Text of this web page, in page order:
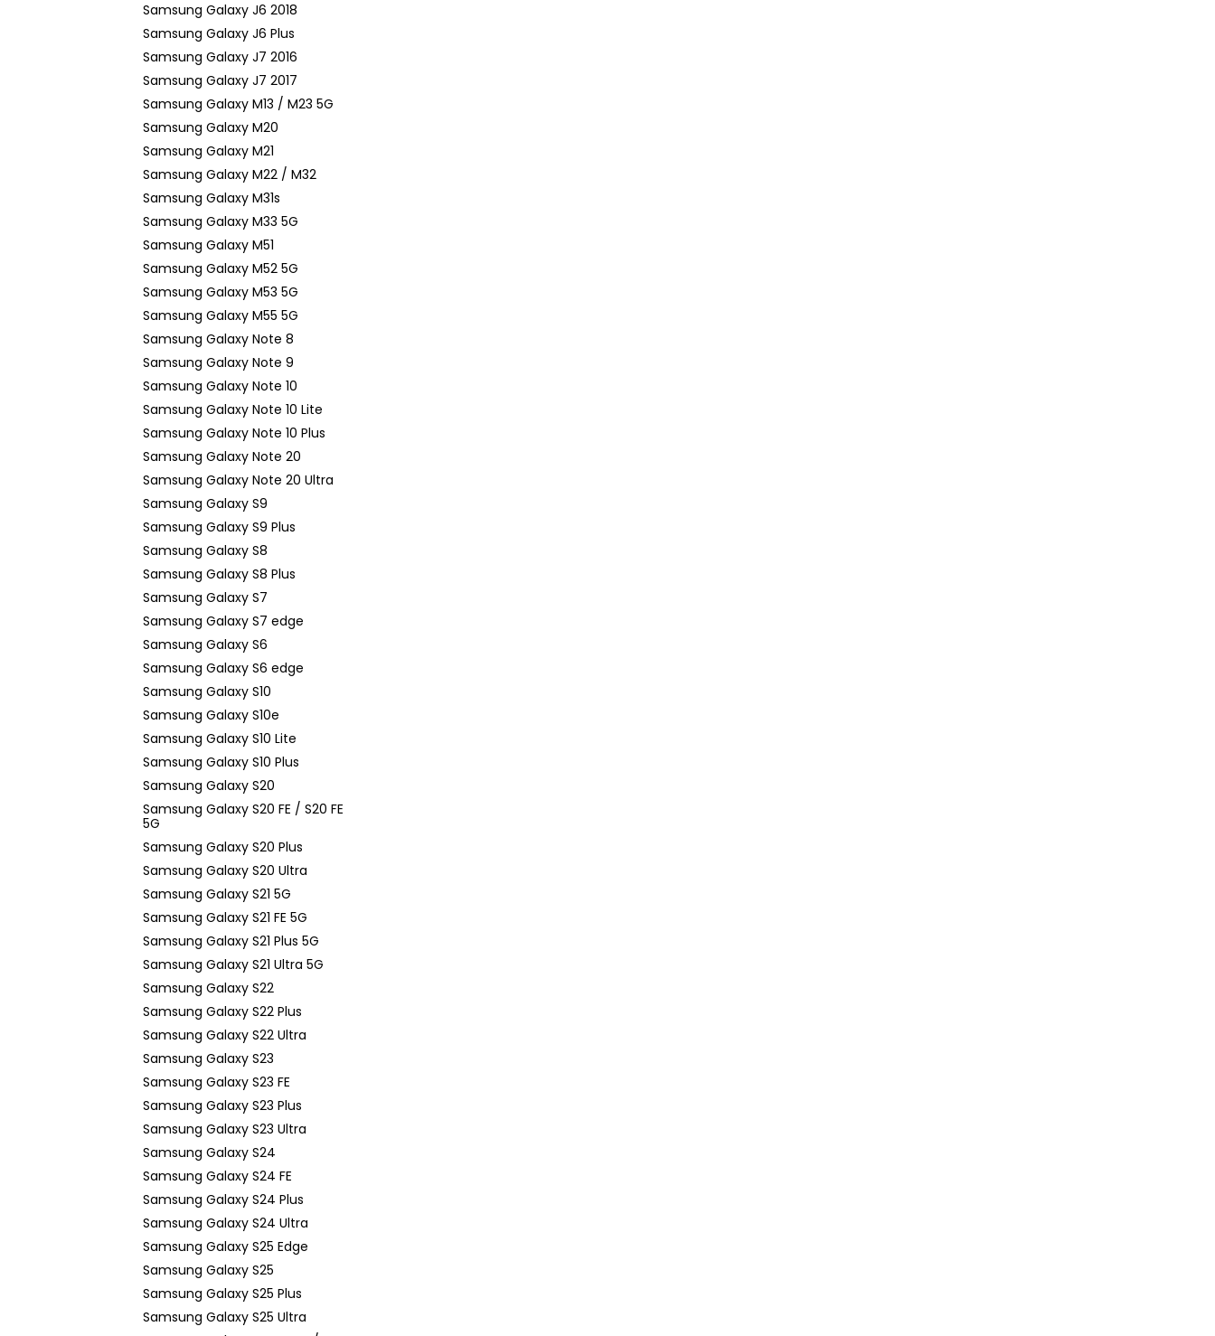
Samsung Galaxy J6 2018
Samsung Galaxy J6 Plus
Samsung Galaxy J7 2016
Samsung Galaxy J7 2017
Samsung Galaxy M13 / M23 5G
Samsung Galaxy M20
Samsung Galaxy M21
Samsung Galaxy M22 / M32
Samsung Galaxy M31s
Samsung Galaxy M33 5G
Samsung Galaxy M51
Samsung Galaxy M52 5G
Samsung Galaxy M53 5G
Samsung Galaxy M55 5G
Samsung Galaxy Note 8
Samsung Galaxy Note 9
Samsung Galaxy Note 10
Samsung Galaxy Note 10 Lite
Samsung Galaxy Note 10 Plus
Samsung Galaxy Note 20
Samsung Galaxy Note 20 Ultra
Samsung Galaxy S9
Samsung Galaxy S9 Plus
Samsung Galaxy S8
Samsung Galaxy S8 Plus
Samsung Galaxy S7
Samsung Galaxy S7 edge
Samsung Galaxy S6
Samsung Galaxy S6 edge
Samsung Galaxy S10
Samsung Galaxy S10e
Samsung Galaxy S10 Lite
Samsung Galaxy S10 Plus
Samsung Galaxy S20
Samsung Galaxy S20 FE / S20 FE
5G
Samsung Galaxy S20 Plus
Samsung Galaxy S20 Ultra
Samsung Galaxy S21 5G
Samsung Galaxy S21 FE 5G
Samsung Galaxy S21 Plus 5G
Samsung Galaxy S21 Ultra 5G
Samsung Galaxy S22
Samsung Galaxy S22 Plus
Samsung Galaxy S22 Ultra
Samsung Galaxy S23
Samsung Galaxy S23 FE
Samsung Galaxy S23 Plus
Samsung Galaxy S23 Ultra
Samsung Galaxy S24
Samsung Galaxy S24 FE
Samsung Galaxy S24 Plus
Samsung Galaxy S24 Ultra
Samsung Galaxy S25 Edge
Samsung Galaxy S25
Samsung Galaxy S25 Plus
Samsung Galaxy S25 Ultra